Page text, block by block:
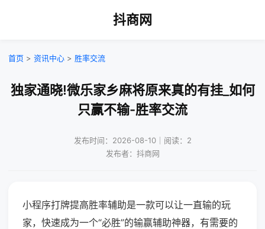
抖商网
首页 > 资讯中心 > 胜率交流
独家通晓!微乐家乡麻将原来真的有挂_如何
只赢不输-胜率交流
发布时间：2026-08-10｜阅读：2
发布者：抖商网
小程序打牌提高胜率辅助是一款可以让一直输的玩
家，快速成为一个“必胜”的输赢辅助神器，有需要的